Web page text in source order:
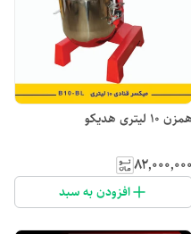
همزن ۱۰ لیتری هدیکو
۸۲٬۰۰۰٬۰۰۰
افزودن به سبد